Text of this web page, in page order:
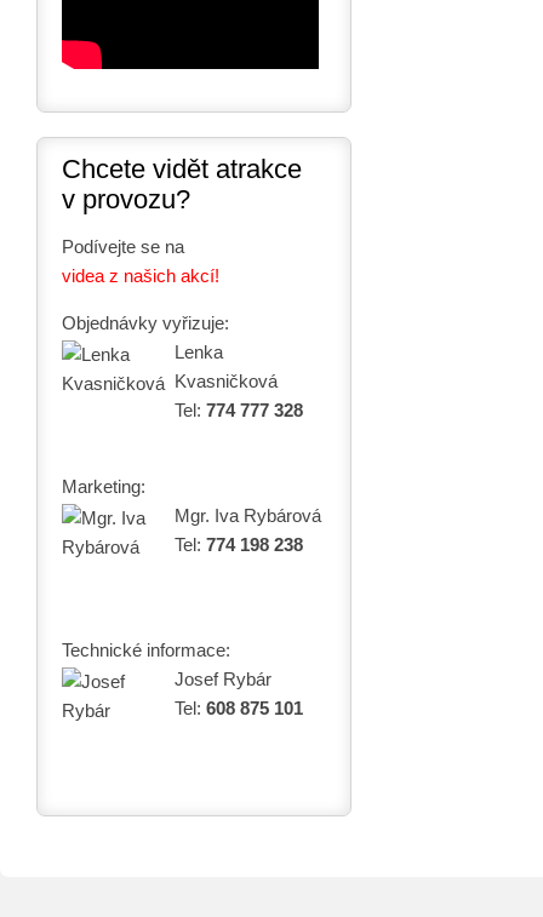
Chcete vidět atrakce
v provozu?
Podívejte se na
videa z našich akcí!
Objednávky vyřizuje:
Lenka
Kvasničková
Tel: 774 777 328
Marketing:
Mgr. Iva Rybárová
Tel: 774 198 238
Technické informace:
Josef Rybár
Tel: 608 875 101